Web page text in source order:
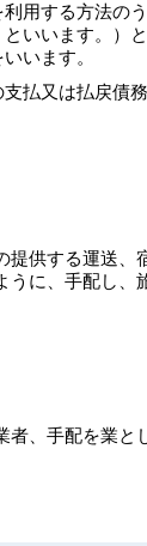
用する方法の
いいます。）
います。
払又は払戻債
提供する運送、
うに、手配し、
者、手配を業と